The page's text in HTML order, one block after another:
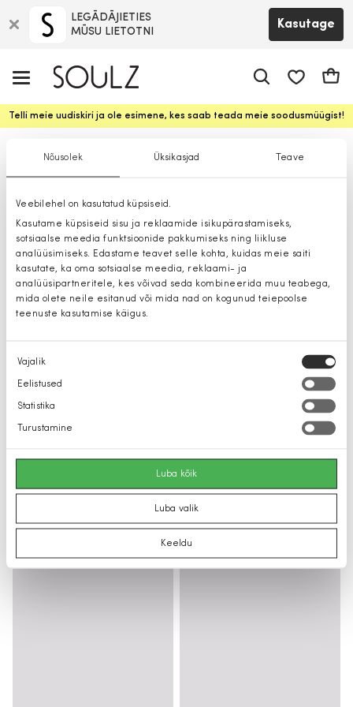
Nõusolek Üksikasjad Teave
Veebilehel on kasutatud küpsiseid.
Kasutame küpsiseid sisu ja reklaamide isikupärastamiseks,
sotsiaalse meedia funktsioonide pakkumiseks ning liikluse
analüüsimiseks. Edastame teavet selle kohta, kuidas meie saiti
kasutate, ka oma sotsiaalse meedia, reklaami- ja
analüüsipartneritele, kes võivad seda kombineerida muu teabega,
mida olete neile esitanud või mida nad on kogunud teiepoolse
teenuste kasutamise käigus.
Nõusoleku
valik
Vajalik
Eelistused
Statistika
Turustamine
Luba kõik
Luba valik
Keeldu
LEGĀDĀJIETIES
MŪSU LIETOTNI
Kasutage
Telli meie uudiskiri ja ole esimene, kes saab teada meie soodusmüügist!
Käekotid